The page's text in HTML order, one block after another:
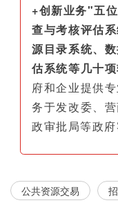
+创新业务"五
查与考核评估
源目录系统、
估系统等几十
府和企业提供
务于发改委、
政审批局等政
公共资源交易